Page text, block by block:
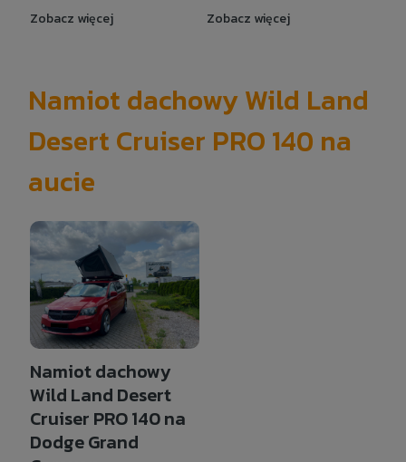
Zobacz więcej Zobacz więcej
Namiot dachowy Wild Land
Desert Cruiser PRO 140 na
aucie
Namiot dachowy
Wild Land Desert
Cruiser PRO 140 na
Dodge Grand